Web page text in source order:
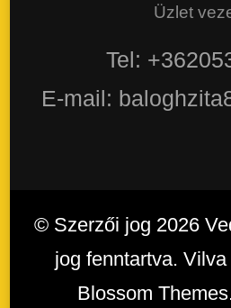
Üzlet
Tel:
E-mail:
© Szerzői jog 2026
jog fenntartva.
Blossom Themes